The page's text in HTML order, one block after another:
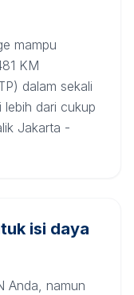
mampu
KM
dalam sekali
lebih dari cukup
Jakarta -
isi daya
Anda, namun